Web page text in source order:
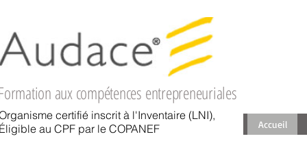
aux compétences entrepreneuriales
certifié inscrit à l'Inventaire (LNI),
au CPF par le COPANEF
Accueil